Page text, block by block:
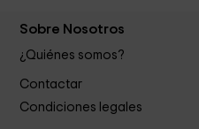
Sobre Nosotros
¿Quiénes somos?
Contactar
Condiciones legales